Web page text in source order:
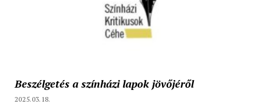
Beszélgetés a színházi lapok jövőjéről
2025.03.18.